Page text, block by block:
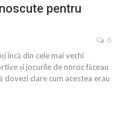
pentru
0
încă din cele mai vechi
și jocurile de noroc făceau
dovezi clare cum acestea erau